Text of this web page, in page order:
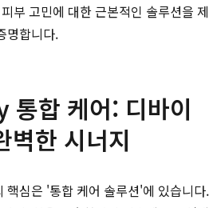
부 고민에 대한 근본적인 솔루션을 제
명합니다.
합 케어: 디바이
벽한 시너지
핵심은 '통합 케어 솔루션'에 있습니다.